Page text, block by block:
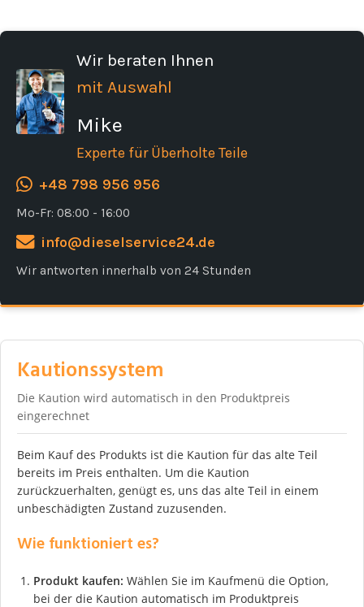
Wir beraten Ihnen
mit Auswahl
Mike
Experte für Überholte Teile
+48 798 956 956
Mo-Fr: 08:00 - 16:00
info@dieselservice24.de
Wir antworten innerhalb von 24 Stunden
Kautionssystem
Die Kaution wird automatisch in den Produktpreis
eingerechnet
Beim Kauf des Produkts ist die Kaution für das alte Teil
bereits im Preis enthalten. Um die Kaution
zurückzuerhalten, genügt es, uns das alte Teil in einem
unbeschädigten Zustand zuzusenden.
Wie funktioniert es?
Produkt kaufen: Wählen Sie im Kaufmenü die Option,
bei der die Kaution automatisch im Produktpreis